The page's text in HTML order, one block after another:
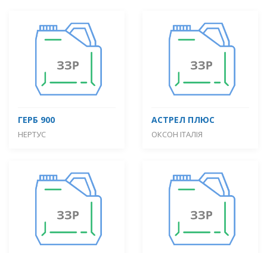
ГЕРБ 900
НЕРТУС
АСТРЕЛ ПЛЮС
ОКСОН ІТАЛІЯ